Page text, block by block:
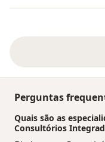
Perguntas
Quais são as
Consultórios